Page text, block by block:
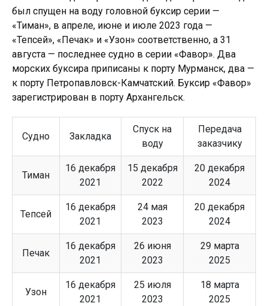
был спущен на воду головной буксир серии —
«Тиман», в апреле, июне и июле 2023 года —
«Тепсей», «Печак» и «Узон» соответственно, а 31
августа — последнее судно в серии «Фавор». Два
морских буксира приписаны к порту Мурманск, два —
к порту Петропавловск-Камчатский. Буксир «Фавор»
зарегистрирован в порту Архангельск.
Судно Закладка
Спуск на
воду
Передача
заказчику
Тиман
16 декабря
2021
15 декабря
2022
20 декабря
2024
Тепсей
16 декабря
2021
24 мая
2023
20 декабря
2024
Печак
16 декабря
2021
26 июня
2023
29 марта
2025
Узон
16 декабря
2021
25 июля
2023
18 марта
2025